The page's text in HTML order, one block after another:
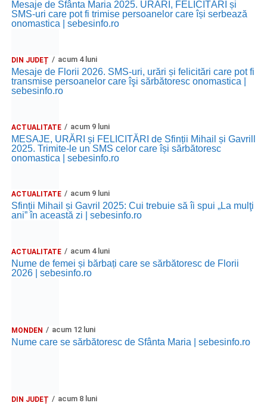
Mesaje de Sfânta Maria 2025. URĂRI, FELICITĂRI și
SMS-uri care pot fi trimise persoanelor care își serbează
onomastica | sebesinfo.ro
DIN JUDEȚ acum 4 luni
Mesaje de Florii 2026. SMS-uri, urări și felicitări care pot fi
transmise persoanelor care îşi sărbătoresc onomastica |
sebesinfo.ro
ACTUALITATE acum 9 luni
MESAJE, URĂRI și FELICITĂRI de Sfinții Mihail și Gavrill
2025. Trimite-le un SMS celor care își sărbătoresc
onomastica | sebesinfo.ro
ACTUALITATE acum 9 luni
Sfinții Mihail și Gavril 2025: Cui trebuie să îi spui „La mulţi
ani” în această zi | sebesinfo.ro
ACTUALITATE acum 4 luni
Nume de femei și bărbați care se sărbătoresc de Florii
2026 | sebesinfo.ro
MONDEN acum 12 luni
Nume care se sărbătoresc de Sfânta Maria | sebesinfo.ro
DIN JUDEȚ acum 8 luni